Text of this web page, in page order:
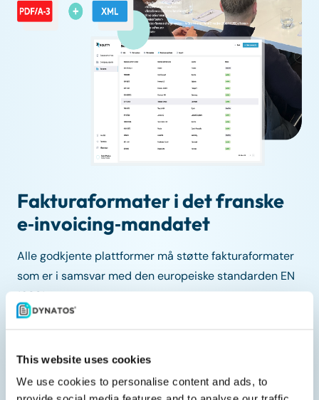
This website uses cookies
We use cookies to personalise content and ads, to
Fakturaformater i det franske
e‑invoicing‑mandatet
Alle godkjente plattformer må støtte fakturaformater
som er i samsvar med den europeiske standarden EN
16931.
UBL 2.1
UN/CEFACT CII